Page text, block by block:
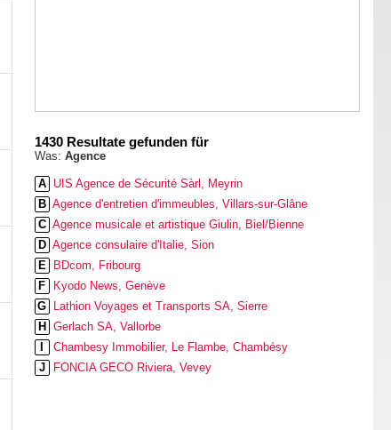
1430 Resultate gefunden für
Was: Agence
A
UIS Agence de Sécurité Sàrl, Meyrin
B Agence d'entretien d'immeubles, Villars-sur-Glâne
C Agence musicale et artistique Giulin, Biel/Bienne
D Agence consulaire d'Italie, Sion
E
BDcom, Fribourg
F
Kyodo News, Genève
G
Lathion Voyages et Transports SA, Sierre
H
Gerlach SA, Vallorbe
Chambesy Immobilier, Le Flambe, Chambésy
J
FONCIA GECO Riviera, Vevey